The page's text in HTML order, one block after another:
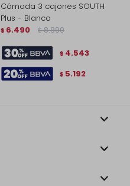
Cómoda 3 cajones SOUTH
Plus - Blanco
$ 6.490 $ 8.990
$ 4.543
$ 5.192